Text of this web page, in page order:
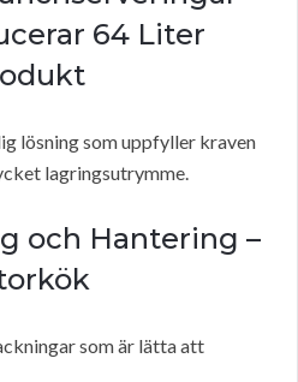
64 Liter
lösning som uppfyller kraven
lagringsutrymme.
och Hantering –
som är lätta att